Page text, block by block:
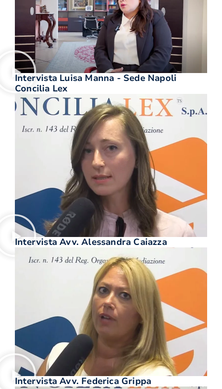
Intervista Luisa Manna - Sede Napoli
Concilia Lex
Intervista Avv. Alessandra Caiazza
Intervista Avv. Federica Grippa